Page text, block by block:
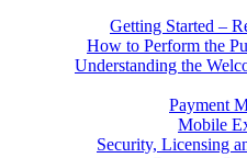
3. Understanding the